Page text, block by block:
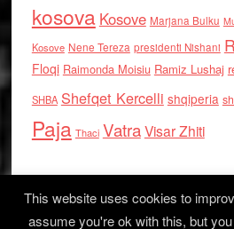
kosova Kosove Marjana Bulku
Kosove Nene Tereza presidenti Nishani
Floqi Raimonda Moisiu Ramiz Lushaj
SHBA Shefqet Kercelli shqiperia
Paja Thaci VatraVisar Zhiti
This website uses cookies to
assume you're ok with this, but